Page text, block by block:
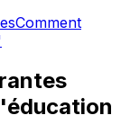
Comment